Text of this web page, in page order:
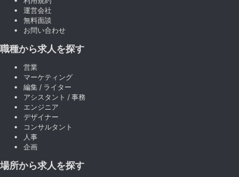
運営会社
無料面談
お問い合わせ
職種から求人を探す
営業
マーケティング
編集 / ライター
アシスタント / 事務
エンジニア
デザイナー
コンサルタント
人事
企画
場所から求人を探す